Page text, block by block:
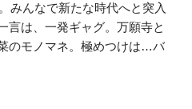
みんなで新たな時代へと突入
言は、一発ギャグ。万願寺と
のモノマネ。極めつけは…バ